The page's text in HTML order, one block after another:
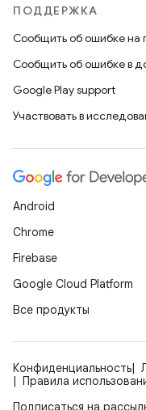
ПОДДЕРЖКА
Сообщить об ошибке на
Сообщить об ошибке в
Google Play support
Участвовать в
Android
Chrome
Firebase
Google Cloud Platform
Все продукты
Конфиденциальность
Правила
Подписаться на